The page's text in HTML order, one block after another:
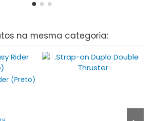
na mesma categoria:
(Preto)